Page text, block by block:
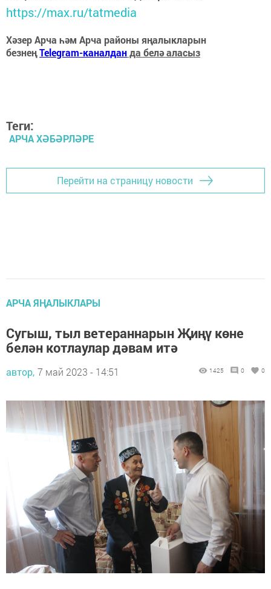
https://max.ru/tatmedia
Хәзер Арча һәм Арча районы яңалыкларын
безнеңTelegram-каналданда белә аласыз
Теги:
АРЧА ХӘБӘРЛӘРЕ
Перейти на страницу новости
АРЧА ЯҢАЛЫКЛАРЫ
Сугыш, тыл ветераннарын Җиңү көне
белән котлаулар дәвам итә
автор, 7 май 2023 - 14:51 1425 0 0